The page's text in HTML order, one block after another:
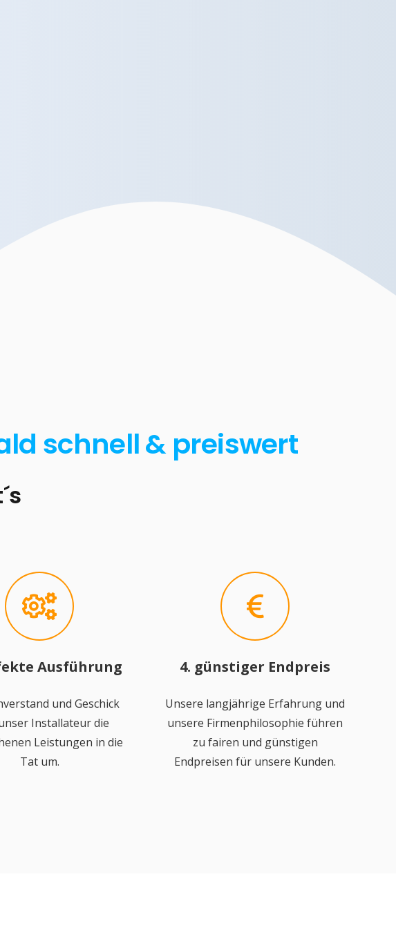
schnell & preiswert
Ausführung
und Geschick
Installateur die
Leistungen in die
Tat um.
4. günstiger Endpreis
Unsere langjährige Erfahrung und
unsere Firmenphilosophie führen
zu fairen und günstigen
Endpreisen für unsere Kunden.